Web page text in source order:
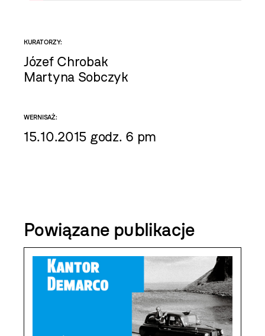
KURATORZY:
Józef Chrobak
Martyna Sobczyk
WERNISAŻ:
15.10.2015 godz. 6 pm
Powiązane publikacje